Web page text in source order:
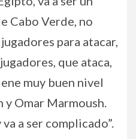
Cabo Verde, no
para atacar,
que ataca,
muy buen nivel
y Omar Marmoush.
a ser complicado”.